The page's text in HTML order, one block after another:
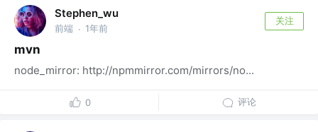
Stephen_wu
前端 · 1年前
关注
mvn
node_mirror: http://npmmirror.com/mirrors/no...
0 评论